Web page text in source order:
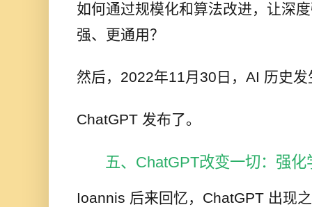
如何通过规模化和算法改进，让深
强、更通用？
然后，2022年11月30日，AI 历史发
ChatGPT 发布了。
五、ChatGPT改变一切：强
Ioannis 后来回忆，ChatGPT 出现